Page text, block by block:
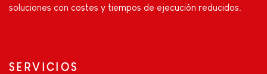
soluciones con costes y tiempos de ejecución reducidos.
SERVICIOS